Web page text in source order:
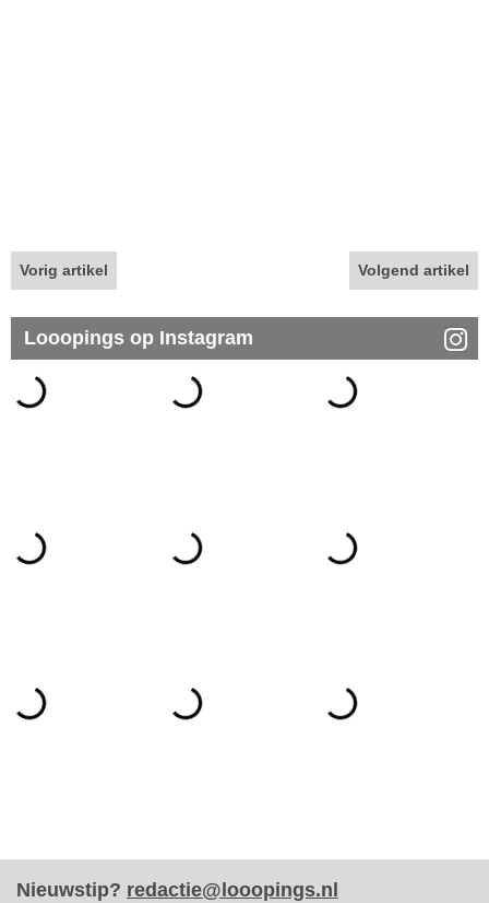
Vorig artikel Volgend artikel
Looopings op Instagram
Nieuwstip? redactie@looopings.nl